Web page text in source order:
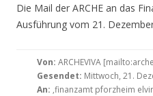
Die Mail der ARCHE an das
Ausführung vom 21.
Von: ARCHEVIVA
Gesendet: Mittwoch, 21.
An: ‚finanzamt pforzheim